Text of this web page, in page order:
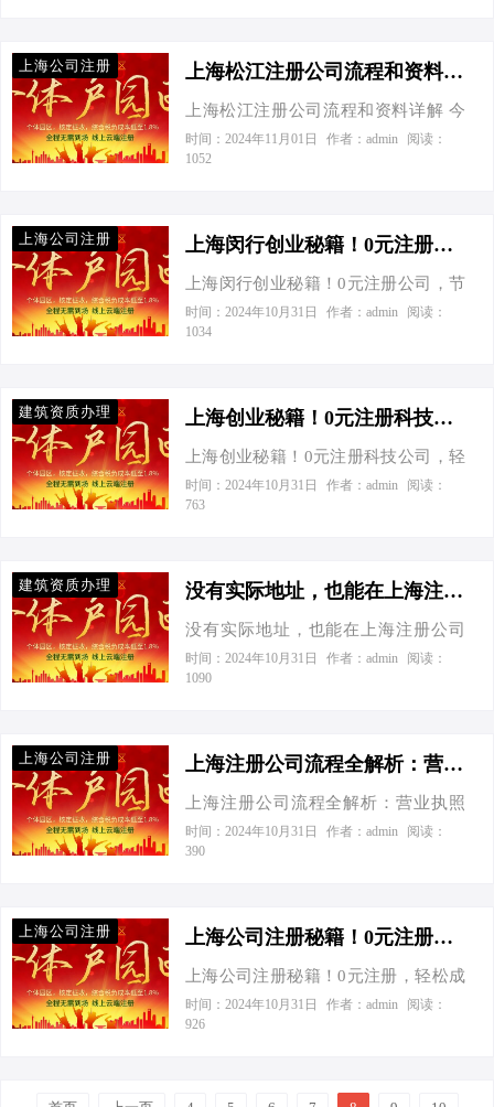
着我，一步步来，保证您少走弯路，
直达老板宝座。 必备资料：一样不能
少！ 公司名称：响亮且唯一，得像挑
伴侣一样认真。 注册资金：虽然现在
现在上海公司注册流程简化了很多，
张总一听来了兴趣：“哦？那快说说
看。”我便给他详细介绍了当前上海的
只需要准备好身份证件、公司名称、
经营范围、股东信息等基本材料，剩
下的事情就交给专业的代理机构吧。
他们通过在线平台提交申请，就像网
这…
上海公司注册 上海松江注册公司流程和资料详解-上海松江注册公司流程和资料详解
上海松江注册公司流程和资料详解 今
天接到一个老板电话，张总，人称“松
江创业小能手”，他的问题直击要害：
册到节税，有啥门道全抖出来！”我
白。” 一、上海松江注册公司，流程与
资料全解析 工商注册这场“成人礼”，
流，官方数据显示，通过“一窗通”平台
提交核名申请，成功率高达85%以上，
就像是在茫茫人海中精准定位到你的
唯一。核名通过后，该提交资料见“家
时间：2024年11月01日 作者：admin
阅读：
1052
上海公司注册 上海闵行创业秘籍！0元注册公司，节税小妙招揭秘-上海闵行公司注册流程、资料和费用
上海闵行创业秘籍！0元注册公司，节
税小妙招揭秘 今天接到一个老板电
话，张总语气里带着几分急切：“听说
税这块儿，我可是一头雾水啊！”别
中小企业财税领域的“老司机”，我这就
来给您一一揭秘，保证让您的创业之
都上海，尤其是闵行区，注册公司的
流程已经简化到几乎可以用“丝滑”来形
容。首先，咱们得有个响亮的名字，
然后备好身份证复印件、租赁合同这
来，提交…
时间：2024年10月31日 作者：admin
阅读：
1034
建筑资质办理 上海创业秘籍！0元注册科技公司，轻松成老板！-注册上海科技公司需要哪些资料和流程
上海创业秘籍！0元注册科技公司，轻
松成老板！ 年月日 : 发布于 今天接到
一个老板电话，张口就问我：“听说在
多花！”我笑着告诉他，这可不是空穴
实，给你揭秘上海0元注册科技公司的
神奇操作！ 一、0元注册，轻松成老
你不用花一分钱就能拥有自己的公司
地址，连银行开户都能搞定，简直是
创业者的福音！ 二、资料齐全，流程
不累！ 注册公司，资料一定要备齐。
股…
时间：2024年10月31日 作者：admin
阅读：
763
建筑资质办理 没有实际地址，也能在上海注册公司滴！-没有实际地址，也能在上海注册公司滴
没有实际地址，也能在上海注册公司
滴！ 今天接到一个老板电话，张总的
声音透过听筒，带着几分急切与好
不？”我笑着回答：“张总，您可真是问
夜谭，而是真真切切的政策红利。” 工
商注册的奇妙之旅，从“0”开始。想象
的存在叫做“集中登记地”，也叫“商务
秘书企业”。这些由政府认可的商务秘
书企业，就像是创业路上的“共享空
间”，为您提供一个合法且专业的注册
时间：2024年10月31日 作者：admin
阅读：
1090
上海公司注册 上海注册公司流程全解析：营业执照代办与节税妙招大揭秘-上海注册公司流程之营业执照代办流程
上海注册公司流程全解析：营业执照
代办与节税妙招大揭秘 今天接到一个
老板电话，他直言不讳：“我想在上海
定一切？”我笑着回答：“当然可以，今
成老板，还能巧妙节税！” 上海注册公
司第一步：了解流程，事半功倍 在上
下材料：公司名称（多备几个以防万
时间：2024年10月31日 作者：admin
阅读：
390
上海公司注册 上海公司注册秘籍！0元注册，轻松成老板，节税小妙招一网打尽！-上海公司注册详细流程及所需资料
上海公司注册秘籍！0元注册，轻松成
老板，节税小妙招一网打尽！ 今天接
到一个老板电话，张口就问我：“听说
时间：2024年10月31日 作者：admin
阅读：
926